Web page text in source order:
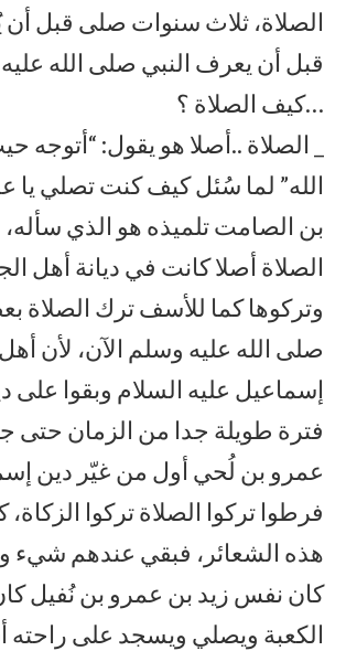
الصلاة، ثلاث سنوات صلى قبل أن
قبل أن يعرف النبي صلى الله
…كيف الصلاة ؟
_ الصلاة ..أصلا هو يقول: “أتوجه
الله” لما سُئل كيف كنت تصلي يا
بن الصامت تلميذه هو الذي
الصلاة أصلا كانت في ديانة أهل
وتركوها كما للأسف ترك الصلاة
صلى الله عليه وسلم الآن، لأن
إسماعيل عليه السلام وبقوا على
فترة طويلة جدا من الزمان حتى
عمرو بن لُحي أول من غيّر دين
فرطوا تركوا الصلاة تركوا
هذه الشعائر، فبقي عندهم شيء
كان نفس زيد بن عمرو بن نُفيل
الكعبة ويصلي ويسجد على راحته